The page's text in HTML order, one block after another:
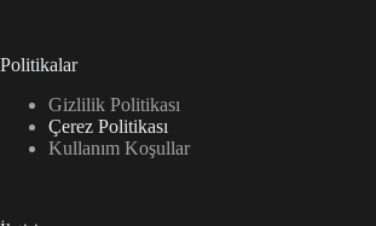
Politikalar
Gizlilik Politikası
Çerez Politikası
Kullanım Koşullar